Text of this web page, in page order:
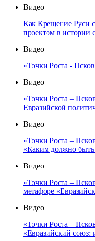
Видео
Как Крещение Руси
проектом в истории
Видео
«Точки Роста -
Видео
«Точки Роста –
Евразийской
Видео
«Точки Роста –
«Каким должно быть
Видео
«Точки Роста –
метафоре
Видео
«Точки Роста –
«Евразийский союз: